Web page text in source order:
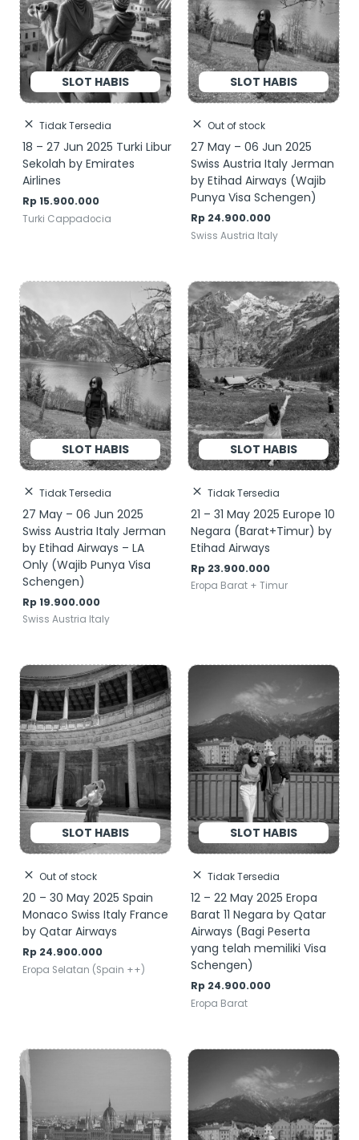
Tidak Tersedia
18 – 27 Jun 2025 Turki Libur
Sekolah by Emirates
Airlines
Rp 15.900.000
Turki Cappadocia
Out of stock
27 May – 06 Jun 2025
Swiss Austria Italy Jerman
by Etihad Airways (Wajib
Punya Visa Schengen)
Rp 24.900.000
Swiss Austria Italy
Tidak Tersedia
27 May – 06 Jun 2025
Swiss Austria Italy Jerman
by Etihad Airways – LA
Only (Wajib Punya Visa
Schengen)
Rp 19.900.000
Swiss Austria Italy
Tidak Tersedia
21 – 31 May 2025 Europe 10
Negara (Barat+Timur) by
Etihad Airways
Rp 23.900.000
Eropa Barat + Timur
Out of stock
20 – 30 May 2025 Spain
Monaco Swiss Italy France
by Qatar Airways
Rp 24.900.000
Eropa Selatan (Spain ++)
Tidak Tersedia
12 – 22 May 2025 Eropa
Barat 11 Negara by Qatar
Airways (Bagi Peserta
yang telah memiliki Visa
Schengen)
Rp 24.900.000
Eropa Barat